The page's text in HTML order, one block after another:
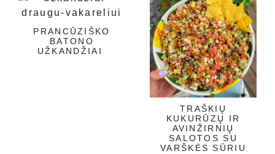
PRANCŪZIŠKO
BATONO
UŽKANDŽIAI
TRAŠKIŲ
KUKURŪZŲ IR
AVINŽIRNIŲ
SALOTOS SU
VARŠKĖS SŪRIU